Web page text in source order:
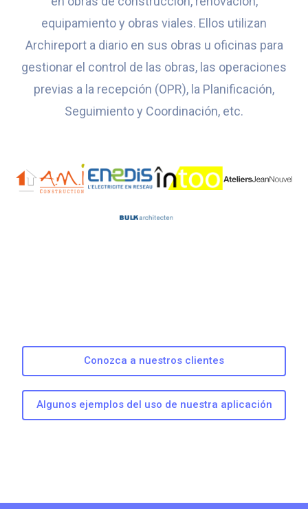
equipamiento y obras viales. Ellos utilizan
Archireport a diario en sus obras u oficinas para
gestionar el control de las obras, las operaciones
previas a la recepción (OPR), la Planificación,
Seguimiento y Coordinación, etc.
Conozca a nuestros clientes
Algunos ejemplos del uso de nuestra aplicación